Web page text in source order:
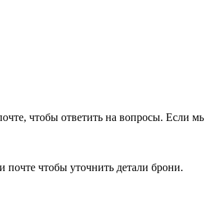
чтобы ответить на вопросы. Если
чтобы уточнить детали брони.